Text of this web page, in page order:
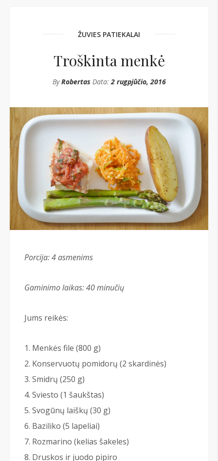
ŽUVIES PATIEKALAI
Troškinta menkė
ByRobertas Data:2 rugpjūčio, 2016
Porcija: 4asmenims
Gaminimo laikas: 40 minučių
Jums reikės:
Menkės file (800 g)
Konservuotų pomidorų (2 skardinės)
Smidrų (250 g)
Sviesto (1 šaukštas)
Svogūnų laiškų (30 g)
Baziliko (5 lapeliai)
Rozmarino (kelias šakeles)
Druskos ir juodo pipiro